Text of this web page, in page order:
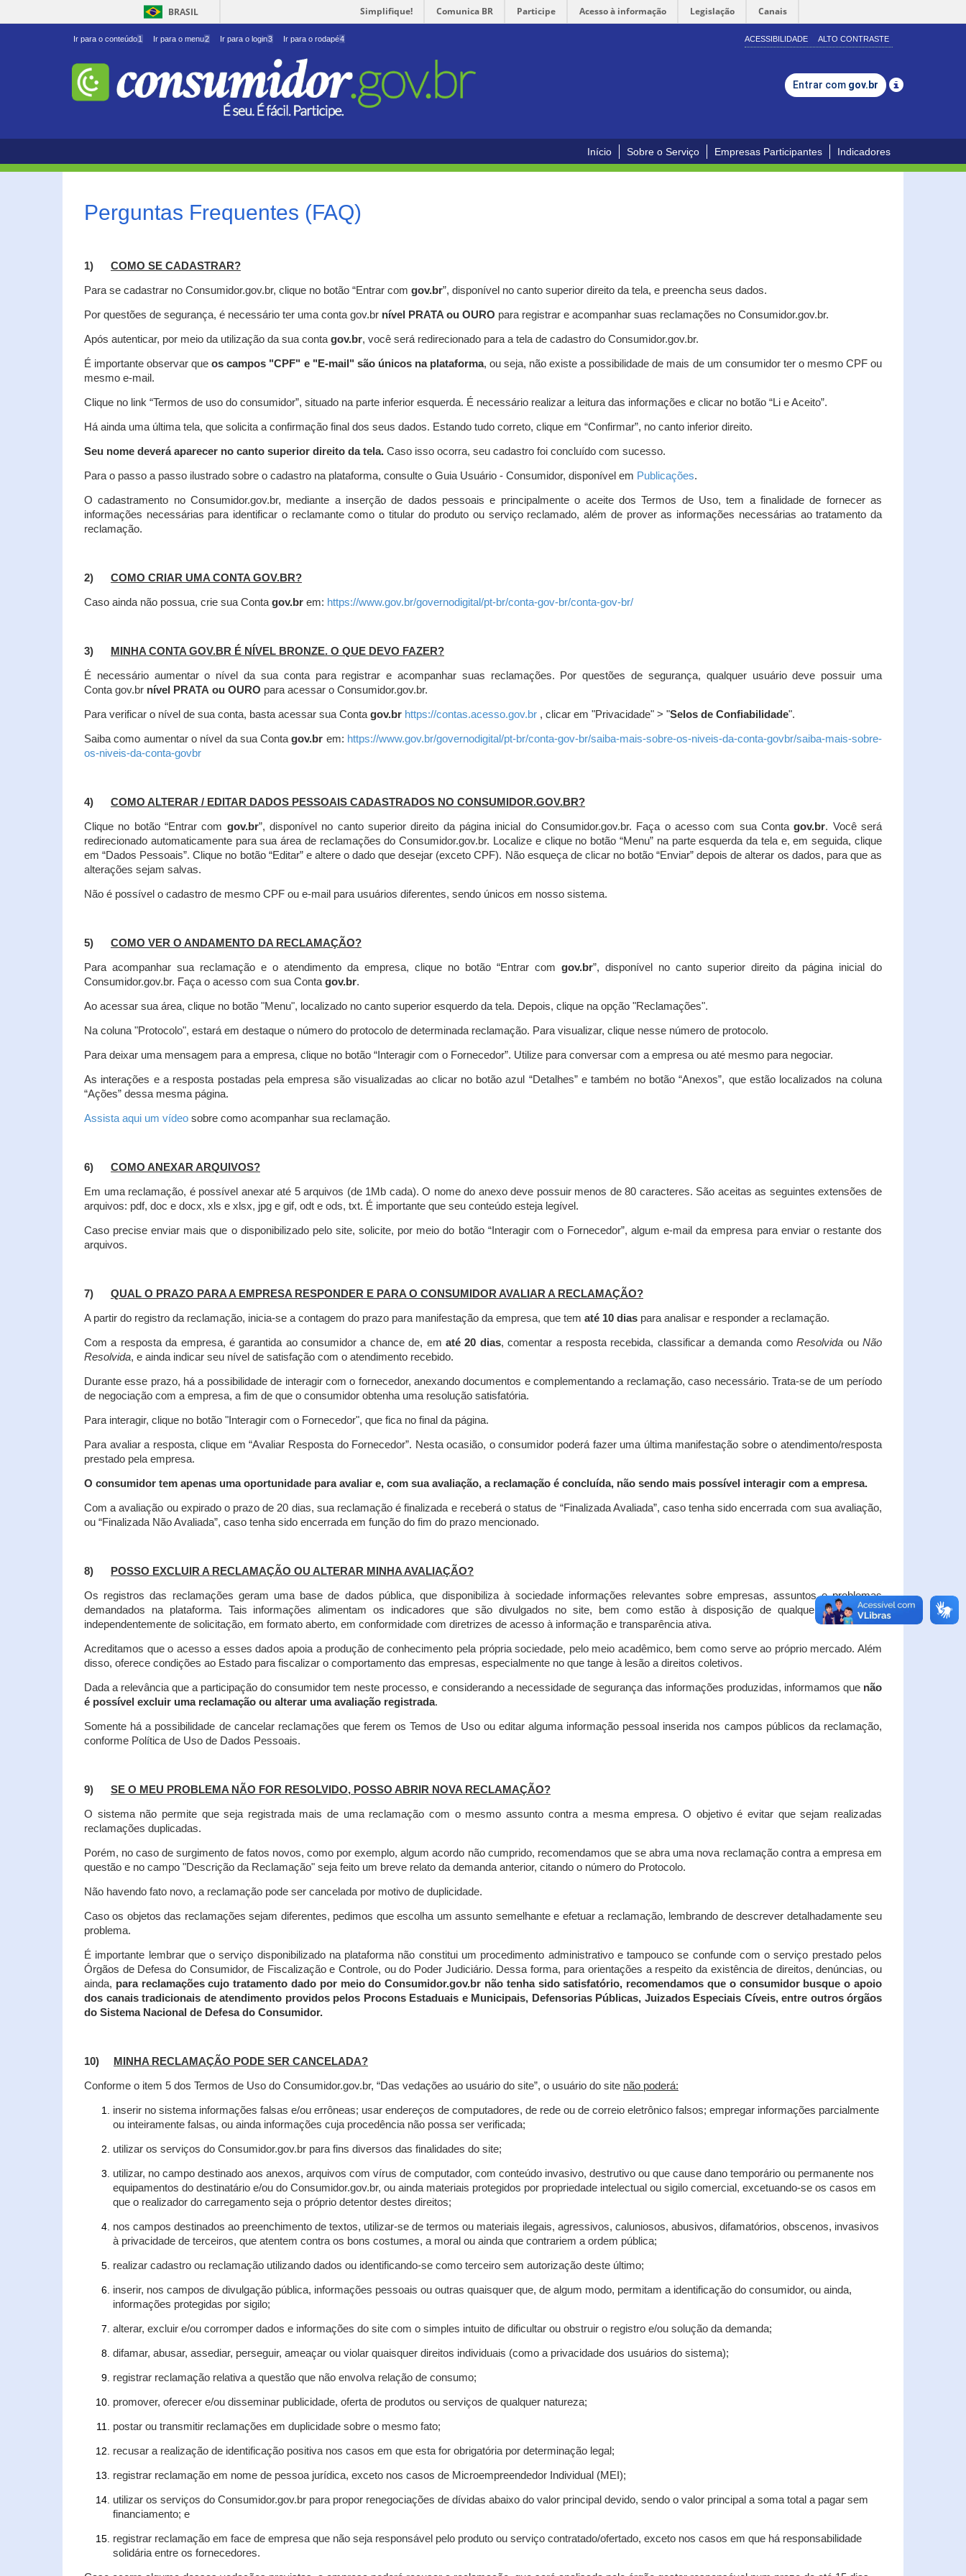
BRASIL Simplifique! Comunica BR Participe Acesso à informação Legislação Canais
Ir para o conteúdo1 Ir para o menu2 Ir para o login3 Ir para o rodapé4 ACESSIBILIDADE ALTO CONTRASTE
Entrar com gov.br
Início Sobre o Serviço Empresas Participantes Indicadores
Perguntas Frequentes (FAQ)
1) COMO SE CADASTRAR?
Para se cadastrar no Consumidor.gov.br, clique no botão “Entrar com gov.br”, disponível no canto superior direito da tela, e preencha seus dados.
Por questões de segurança, é necessário ter uma conta gov.br nível PRATA ou OURO para registrar e acompanhar suas reclamações no Consumidor.gov.br.
Após autenticar, por meio da utilização da sua conta gov.br, você será redirecionado para a tela de cadastro do Consumidor.gov.br.
É importante observar queos campos "CPF" e "E-mail" são únicos na plataforma, ou seja, não existe a possibilidade de mais de um consumidor ter o mesmo CPF ou
mesmo e-mail.
Clique no link “Termos de uso do consumidor”, situado na parte inferior esquerda. É necessário realizar a leitura das informações e clicar no botão “Li e Aceito”.
Há ainda uma última tela, que solicita a confirmação final dos seus dados. Estando tudo correto, clique em “Confirmar”, no canto inferior direito.
Seu nome deverá aparecer no canto superior direito da tela. Caso isso ocorra, seu cadastro foi concluído com sucesso.
Para o passo a passo ilustrado sobre o cadastro na plataforma, consulte o Guia Usuário - Consumidor, disponível em Publicações.
O cadastramento no Consumidor.gov.br, mediante a inserção de dados pessoais e principalmente o aceite dos Termos de Uso, tem a finalidade de fornecer as
informações necessárias para identificar o reclamante como o titular do produto ou serviço reclamado, além de prover as informações necessárias ao tratamento da
reclamação.
2) COMO CRIAR UMA CONTA GOV.BR?
Caso ainda não possua, crie sua Conta gov.br em: https://www.gov.br/governodigital/pt-br/conta-gov-br/conta-gov-br/
3) MINHA CONTA GOV.BR É NÍVEL BRONZE. O QUE DEVO FAZER?
É necessário aumentar o nível da sua conta para registrar e acompanhar suas reclamações. Por questões de segurança, qualquer usuário deve possuir uma
Conta gov.br nível PRATA ou OURO para acessar o Consumidor.gov.br.
Para verificar o nível de sua conta, basta acessar sua Conta gov.br https://contas.acesso.gov.br , clicar em "Privacidade" > "Selos de Confiabilidade".
Saiba como aumentar o nível da sua Contagov.br em: https://www.gov.br/governodigital/pt-br/conta-gov-br/saiba-mais-sobre-os-niveis-da-conta-govbr/saiba-mais-sobre-
os-niveis-da-conta-govbr
4) COMO ALTERAR / EDITAR DADOS PESSOAIS CADASTRADOS NO CONSUMIDOR.GOV.BR?
Clique no botão “Entrar com gov.br”, disponível no canto superior direito da página inicial do Consumidor.gov.br. Faça o acesso com sua Contagov.br. Você será
redirecionado automaticamente para sua área de reclamações do Consumidor.gov.br. Localize e clique no botão “Menu” na parte esquerda da tela e, em seguida, clique
em “Dados Pessoais”.Clique no botão “Editar” e altere o dado que desejar (exceto CPF). Não esqueça de clicar no botão “Enviar” depois de alterar os dados, para que as
alterações sejam salvas.
Não é possível o cadastro de mesmo CPF ou e-mail para usuários diferentes, sendo únicos em nosso sistema.
5) COMO VER O ANDAMENTO DA RECLAMAÇÃO?
Para acompanhar sua reclamação e o atendimento da empresa, clique no botão “Entrar com gov.br”, disponível no canto superior direito da página inicial do
Consumidor.gov.br. Faça o acesso com sua Conta gov.br.
Ao acessar sua área, clique no botão "Menu", localizado no canto superior esquerdo da tela. Depois, clique na opção "Reclamações".
Na coluna "Protocolo", estará em destaque o número do protocolo de determinada reclamação. Para visualizar, clique nesse número de protocolo.
Para deixar uma mensagem para a empresa, clique no botão “Interagir com o Fornecedor”. Utilize para conversar com a empresa ou até mesmo para negociar.
As interações e a resposta postadas pela empresa são visualizadas ao clicar no botão azul “Detalhes” e também no botão “Anexos”, que estão localizados na coluna
“Ações” dessa mesma página.
Assista aqui um vídeo sobre como acompanhar sua reclamação.
6) COMO ANEXAR ARQUIVOS?
Em uma reclamação, é possível anexar até 5 arquivos (de 1Mb cada). O nome do anexo deve possuir menos de 80 caracteres. São aceitas as seguintes extensões de
arquivos: pdf, doc e docx, xls e xlsx, jpg e gif, odt e ods, txt. É importante que seu conteúdo esteja legível.
Caso precise enviar mais que o disponibilizado pelo site, solicite, por meio do botão “Interagir com o Fornecedor”, algum e-mail da empresa para enviar o restante dos
arquivos.
7) QUAL O PRAZO PARA A EMPRESA RESPONDER E PARA O CONSUMIDOR AVALIAR A RECLAMAÇÃO?
A partir do registro da reclamação, inicia-se a contagem do prazo para manifestação da empresa, que tem até 10 dias para analisar e responder a reclamação.
Com a resposta da empresa, é garantida ao consumidor a chance de, em até 20 dias, comentar a resposta recebida, classificar a demanda comoResolvida ouNão
Resolvida, e ainda indicar seu nível de satisfação com o atendimento recebido.
Durante esse prazo, há a possibilidade de interagir com o fornecedor, anexando documentos e complementando a reclamação, caso necessário. Trata-se de um período
de negociação com a empresa, a fim de que o consumidor obtenha uma resolução satisfatória.
Para interagir, clique no botão "Interagir com o Fornecedor", que fica no final da página.
Para avaliar a resposta, clique em “Avaliar Resposta do Fornecedor”. Nesta ocasião, o consumidor poderá fazer uma última manifestação sobre o atendimento/resposta
prestado pela empresa.
O consumidor tem apenas uma oportunidade para avaliar e, com sua avaliação, a reclamação é concluída, não sendo mais possível interagir com a empresa.
Com a avaliação ou expirado o prazo de 20 dias, sua reclamação é finalizada e receberá o status de “Finalizada Avaliada”, caso tenha sido encerrada com sua avaliação,
ou “Finalizada Não Avaliada”, caso tenha sido encerrada em função do fim do prazo mencionado.
8) POSSO EXCLUIR A RECLAMAÇÃO OU ALTERAR MINHA AVALIAÇÃO?
Os registros das reclamações geram uma base de dados pública, que disponibiliza à sociedade informações relevantes sobre empresas, assuntos e problemas
demandados na plataforma. Tais informações alimentam os indicadores que são divulgados no site, bem como estão à disposição de qualquer interessado,
independentemente de solicitação, em formato aberto, em conformidade com diretrizes de acesso à informação e transparência ativa.
Acreditamos que o acesso a esses dados apoia a produção de conhecimento pela própria sociedade, pelo meio acadêmico, bem como serve ao próprio mercado. Além
disso, oferece condições ao Estado para fiscalizar o comportamento das empresas, especialmente no que tange à lesão a direitos coletivos.
Dada a relevância que a participação do consumidor tem neste processo, e considerando a necessidade de segurança das informações produzidas, informamos que não
é possível excluir uma reclamação ou alterar uma avaliação registrada.
Somente há a possibilidade de cancelar reclamações que ferem os Temos de Uso ou editar alguma informação pessoal inserida nos campos públicos da reclamação,
conforme Política de Uso de Dados Pessoais.
9) SE O MEU PROBLEMA NÃO FOR RESOLVIDO, POSSO ABRIR NOVA RECLAMAÇÃO?
O sistema não permite que seja registrada mais de uma reclamação com o mesmo assunto contra a mesma empresa. O objetivo é evitar que sejam realizadas
reclamações duplicadas.
Porém, no caso de surgimento de fatos novos, como por exemplo, algum acordo não cumprido, recomendamos que se abra uma nova reclamação contra a empresa em
questão e no campo "Descrição da Reclamação" seja feito um breve relato da demanda anterior, citando o número do Protocolo.
Não havendo fato novo, a reclamação pode ser cancelada por motivo de duplicidade.
Caso os objetos das reclamações sejam diferentes, pedimos que escolha um assunto semelhante e efetuar a reclamação, lembrando de descrever detalhadamente seu
problema.
É importante lembrar que o serviço disponibilizado na plataforma não constitui um procedimento administrativo e tampouco se confunde com o serviço prestado pelos
Órgãos de Defesa do Consumidor, de Fiscalização e Controle, ou do Poder Judiciário. Dessa forma, para orientações a respeito da existência de direitos, denúncias, ou
ainda, para reclamações cujo tratamento dado por meio do Consumidor.gov.br não tenha sido satisfatório, recomendamos que o consumidor busque o apoio
dos canais tradicionais de atendimento providos pelos Procons Estaduais e Municipais, Defensorias Públicas, Juizados Especiais Cíveis, entre outros órgãos
do Sistema Nacional de Defesa do Consumidor.
10) MINHA RECLAMAÇÃO PODE SER CANCELADA?
Conforme o item 5 dos Termos de Uso do Consumidor.gov.br, “Das vedações ao usuário do site”, o usuário do site não poderá:
inserir no sistema informações falsas e/ou errôneas; usar endereços de computadores, de rede ou de correio eletrônico falsos; empregar informações parcialmente
ou inteiramente falsas, ou ainda informações cuja procedência não possa ser verificada;
utilizar os serviços do Consumidor.gov.br para fins diversos das finalidades do site;
utilizar, no campo destinado aos anexos, arquivos com vírus de computador, com conteúdo invasivo, destrutivo ou que cause dano temporário ou permanente nos
equipamentos do destinatário e/ou do Consumidor.gov.br, ou ainda materiais protegidos por propriedade intelectual ou sigilo comercial, excetuando-se os casos em
que o realizador do carregamento seja o próprio detentor destes direitos;
nos campos destinados ao preenchimento de textos, utilizar-se de termos ou materiais ilegais, agressivos, caluniosos, abusivos, difamatórios, obscenos, invasivos
à privacidade de terceiros, que atentem contra os bons costumes, a moral ou ainda que contrariem a ordem pública;
realizar cadastro ou reclamação utilizando dados ou identificando-se como terceiro sem autorização deste último;
inserir, nos campos de divulgação pública, informações pessoais ou outras quaisquer que, de algum modo, permitam a identificação do consumidor, ou ainda,
informações protegidas por sigilo;
alterar, excluir e/ou corromper dados e informações do site com o simples intuito de dificultar ou obstruir o registro e/ou solução da demanda;
difamar, abusar, assediar, perseguir, ameaçar ou violar quaisquer direitos individuais (como a privacidade dos usuários do sistema);
registrar reclamação relativa a questão que não envolva relação de consumo;
promover, oferecer e/ou disseminar publicidade, oferta de produtos ou serviços de qualquer natureza;
postar ou transmitir reclamações em duplicidade sobre o mesmo fato;
recusar a realização de identificação positiva nos casos em que esta for obrigatória por determinação legal;
registrar reclamação em nome de pessoa jurídica, exceto nos casos de Microempreendedor Individual (MEI);
utilizar os serviços do Consumidor.gov.br para propor renegociações de dívidas abaixo do valor principal devido, sendo o valor principal a soma total a pagar sem
financiamento; e
registrar reclamação em face de empresa que não seja responsável pelo produto ou serviço contratado/ofertado, exceto nos casos em que há responsabilidade
solidária entre os fornecedores.